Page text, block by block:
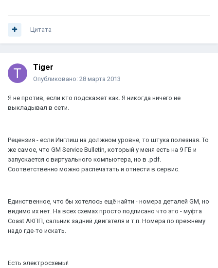
Цитата
Tiger
Опубликовано: 28 марта 2013
Я не против, если кто подскажет как. Я никогда ничего не
выкладывал в сети.
Рецензия - если Инглиш на должном уровне, то штука полезная. То
же самое, что GM Service Bulletin, который у меня есть на 9 ГБ и
запускается с виртуального компьютера, но в .pdf.
Соответственно можно распечатать и отнести в сервис.
Единственное, что бы хотелось ещё найти - номера деталей GM, но
видимо их нет. На всех схемах просто подписано что это - муфта
Coast АКПП, сальник задний двигателя и т.п. Номера по прежнему
надо где-то искать.
Есть электросхемы!